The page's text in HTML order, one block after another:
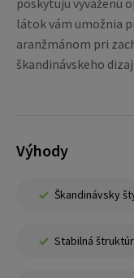
poskytujú vyváženú
látok vám umožnia
aranžmánom pri
škandinávskeho
Výhody
Škandinávsky
Stabilná